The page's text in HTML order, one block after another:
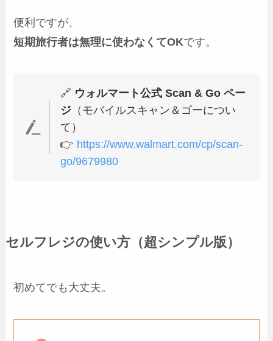
便利ですが、
短期旅行者は無理に使わなくてOKです。
🔗 ウォルマート公式 Scan & Go ペー
ジ（モバイルスキャン＆ゴーについ
て）
👉 https://www.walmart.com/cp/scan-
go/9679980
セルフレジの使い方（超シンプル版）
初めてでも大丈夫。